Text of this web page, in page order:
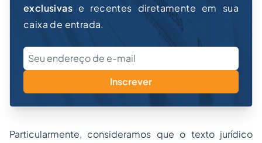
exclusivas e recentes diretamente em sua
caixa de entrada.
Inscrever
Particularmente, consideramos que o texto jurídico